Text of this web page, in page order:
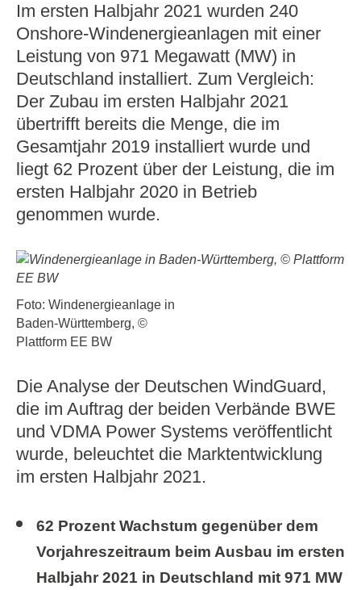
Im ersten Halbjahr 2021 wurden 240
Onshore-Windenergieanlagen mit einer
Leistung von 971 Megawatt (MW) in
Deutschland installiert. Zum Vergleich:
Der Zubau im ersten Halbjahr 2021
übertrifft bereits die Menge, die im
Gesamtjahr 2019 installiert wurde und
liegt 62 Prozent über der Leistung, die im
ersten Halbjahr 2020 in Betrieb
genommen wurde.
Foto: Windenergieanlage in
Baden-Württemberg, ©
Plattform EE BW
Die Analyse der Deutschen WindGuard,
die im Auftrag der beiden Verbände BWE
und VDMA Power Systems veröffentlicht
wurde, beleuchtet die Marktentwicklung
im ersten Halbjahr 2021.
62 Prozent Wachstum gegenüber dem
Vorjahreszeitraum beim Ausbau im ersten
Halbjahr 2021 in Deutschland mit 971 MW